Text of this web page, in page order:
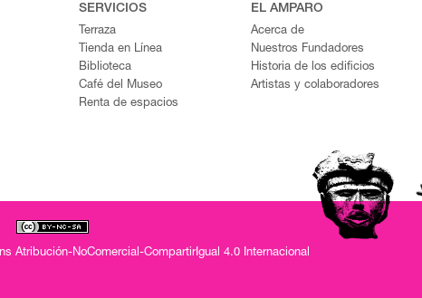
SERVICIOS
Terraza
Tienda en Línea
Biblioteca
Café del Museo
Renta de espacios
EL AMPARO
Acerca de
Nuestros Fundadores
Historia de los edificios
Artistas y colaboradores
Atribución-NoComercial-CompartirIgual 4.0 Internacional